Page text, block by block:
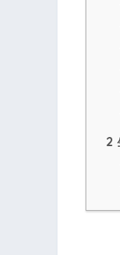
2